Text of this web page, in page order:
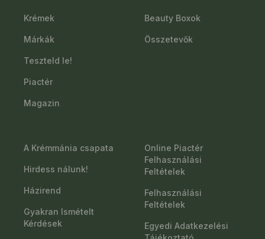
Krémek
Márkák
Teszteld le!
Piactér
Magazin
Beauty Boxok
Összetevők
A Krémmánia csapata
Hirdess nálunk!
Házirend
Gyakran Ismételt
Kérdések
Online Piactér
Felhasználási
Feltételek
Felhasználási
Feltételek
Egyedi Adatkezelési